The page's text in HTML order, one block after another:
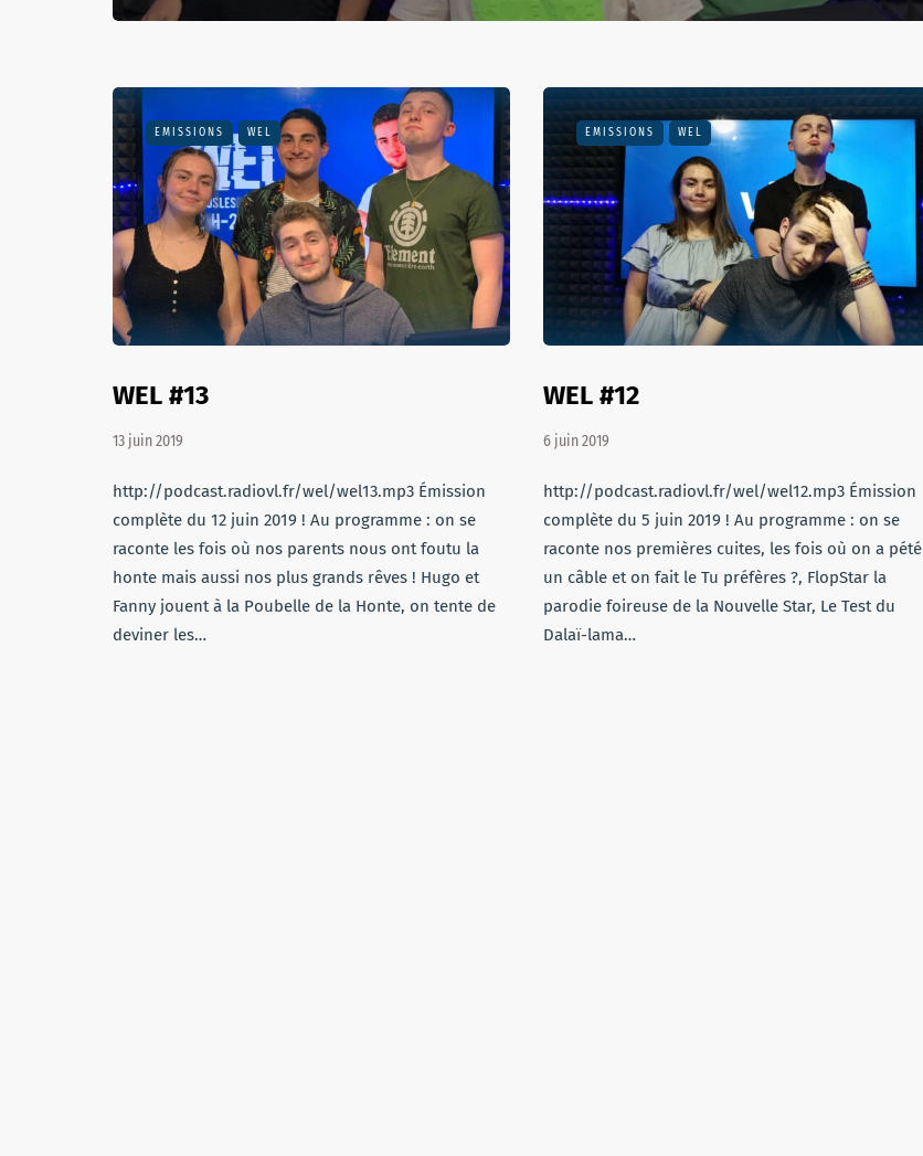
EMISSIONS WEL
WEL #13
13 juin 2019
http://podcast.radiovl.fr/wel/wel13.mp3 Émission
complète du 12 juin 2019 ! Au programme : on se
raconte les fois où nos parents nous ont foutu la
honte mais aussi nos plus grands rêves ! Hugo et
Fanny jouent à la Poubelle de la Honte, on tente de
deviner les…
EMISSIONS WEL
WEL #12
6 juin 2019
http://podcast.radiovl.fr/wel/wel12.mp3 Émission
complète du 5 juin 2019 ! Au programme : on se
raconte nos premières cuites, les fois où on a pété
un câble et on fait le Tu préfères ?, FlopStar la
parodie foireuse de la Nouvelle Star, Le Test du
Dalaï-lama…